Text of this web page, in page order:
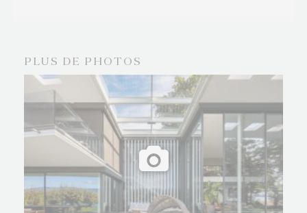
Le terrain est agrémenté d’une très belle
végétation existante.
A l’intérieur, les surprises s’enchainent : espace spa
avec piscine intérieure et fitness, salle de cinéma,
salle de massage et un garage pouvant accueillir
plusieurs voitures doté d’un ascenseur pour
véhicule.
La connexion avec la lac et la nature est totale et
PLUS DE PHOTOS